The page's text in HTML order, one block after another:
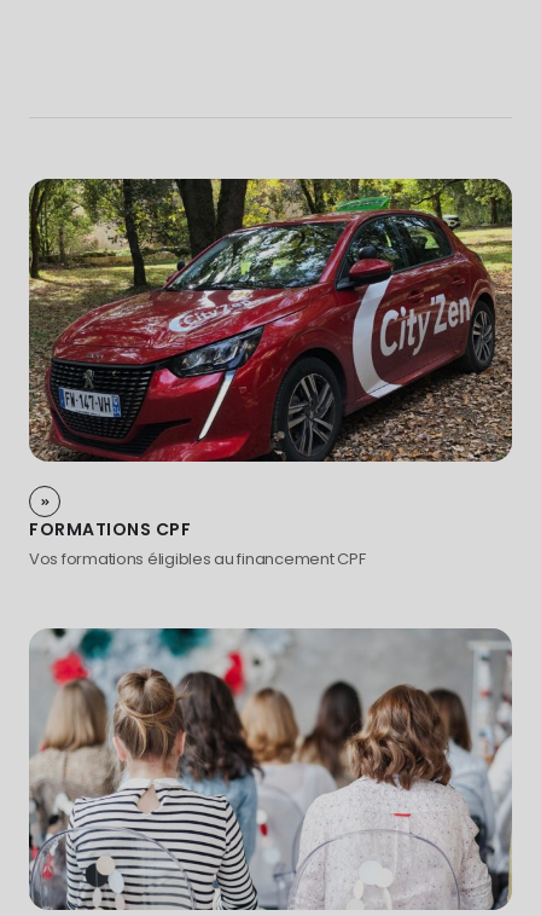
FORMATIONS CPF
Vos formations éligibles au financement CPF